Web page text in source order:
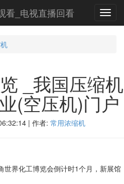
看_电视直播回看
_我国压缩机
(空压机)门户
| 作者: 常用浓缩机
界化工博览会倒计时1个月，新展馆